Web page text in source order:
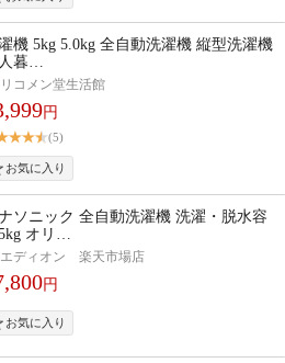
機 5kg 5.0kg 全自動洗濯機 縦型洗濯機
暮…
リコメン堂生活館
円
(5)
ソニック 全自動洗濯機 洗濯・脱水容
オリ…
エディオン 楽天市場店
円